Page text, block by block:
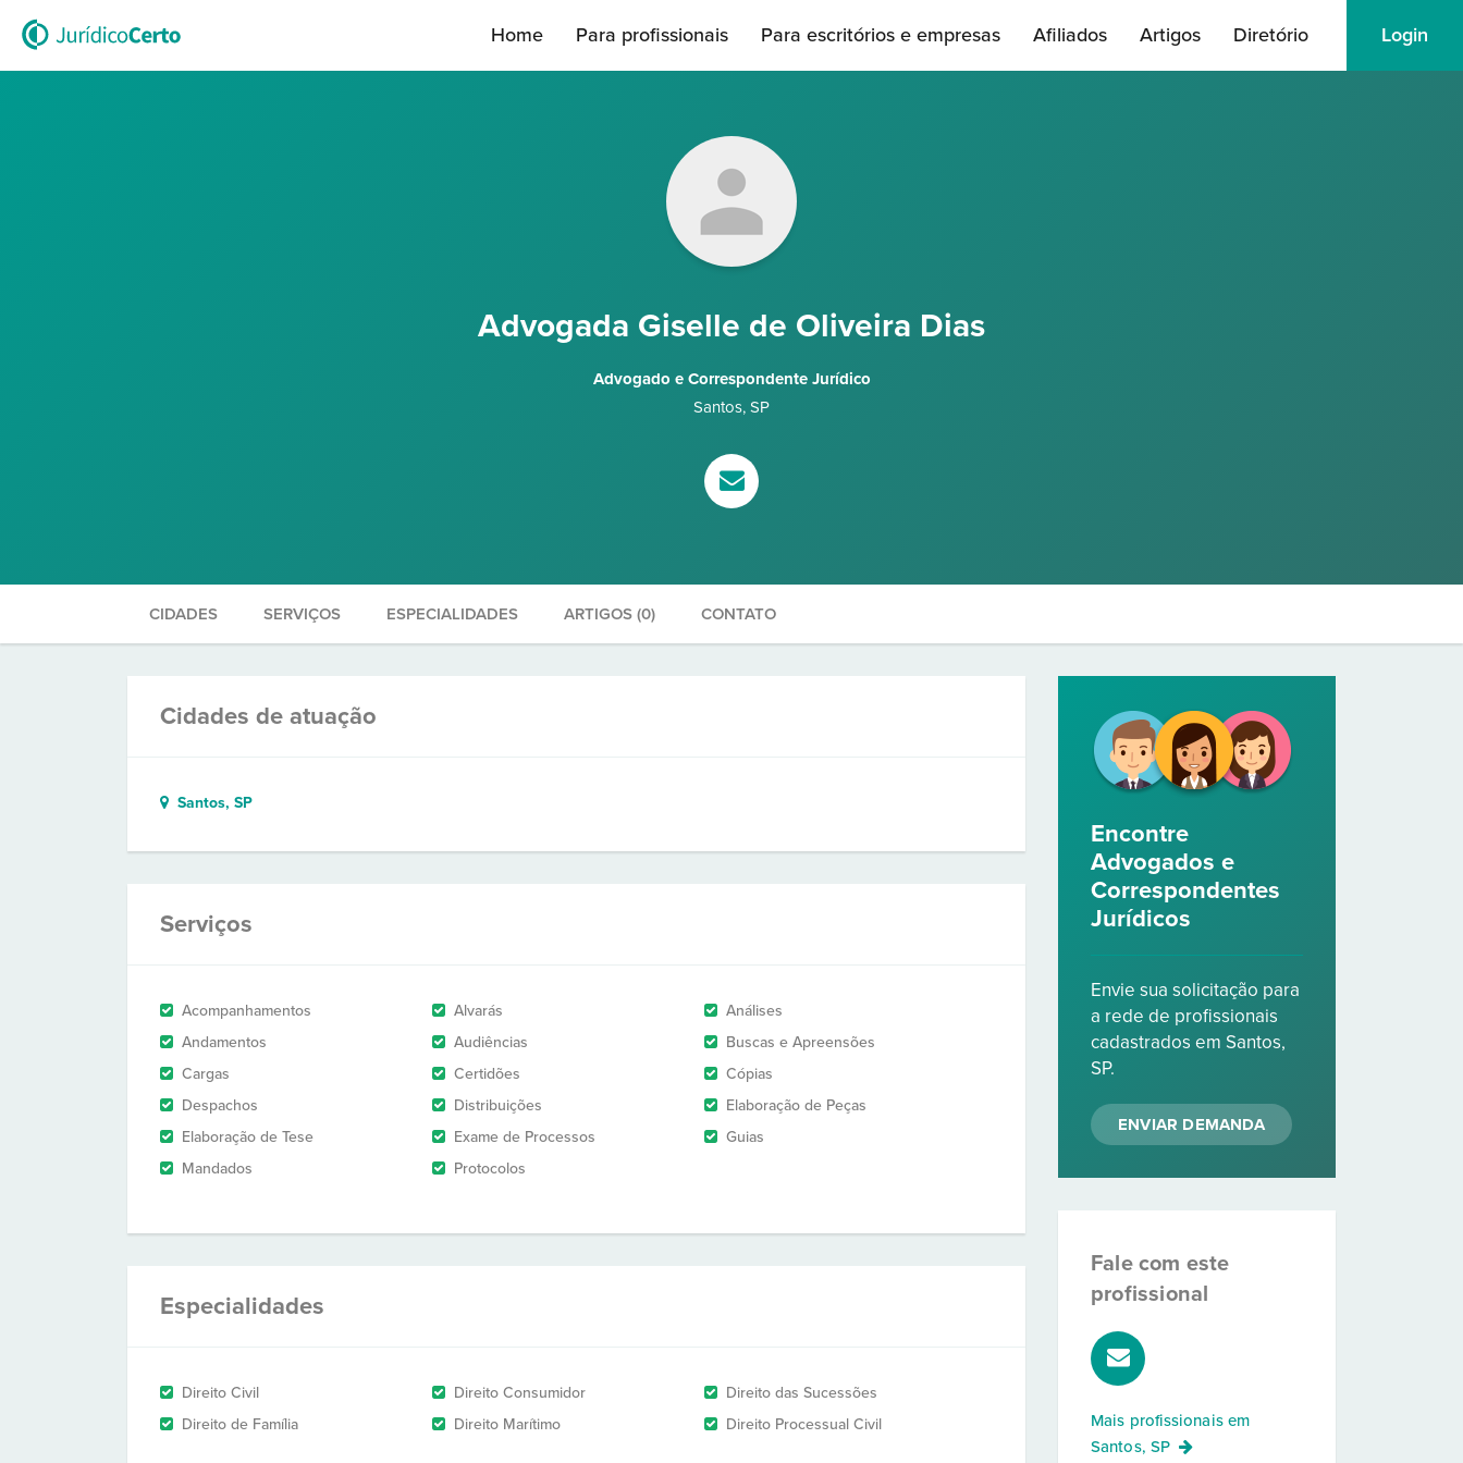
Home Para profissionais Para escritórios e empresas Afiliados Artigos Diretório Login
Advogada Giselle de Oliveira Dias
Advogado e Correspondente Jurídico
Santos, SP
CIDADES SERVIÇOS ESPECIALIDADES ARTIGOS (0) CONTATO
Cidades de atuação
Santos, SP
Serviços
Acompanhamentos Alvarás
Análises
Andamentos
Audiências
Buscas e Apreensões
Cargas
Certidões
Cópias
Despachos
Distribuições
Elaboração de Peças
Elaboração de Tese
Exame de Processos
Guias
Mandados
Protocolos
Especialidades
Direito Civil Direito Consumidor
Direito das Sucessões
Direito de Família
Direito Marítimo Direito Processual Civil
Encontre
Advogados e
Correspondentes
Jurídicos
Envie sua solicitação para
a rede de profissionais
cadastrados em Santos,
SP.
ENVIAR DEMANDA
Fale com este
profissional
Mais profissionais em
Santos, SP